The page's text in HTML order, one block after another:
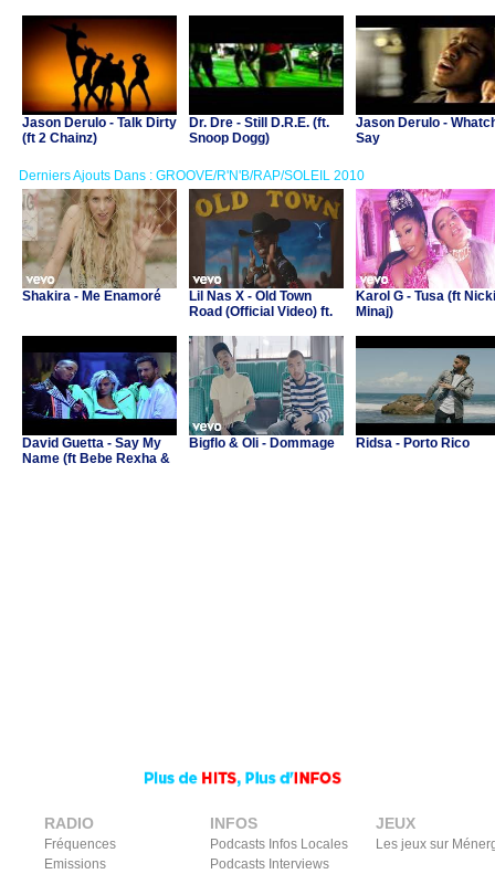
Jason Derulo - Talk Dirty
(ft 2 Chainz)
Dr. Dre - Still D.R.E. (ft.
Snoop Dogg)
Jason Derulo -
Say
Derniers Ajouts Dans : GROOVE/R'N'B/RAP/SOLEIL 2010
Shakira - Me Enamoré
Lil Nas X - Old Town
Road (Official Video) ft.
Karol G - Tusa (ft Nicki
Minaj)
David Guetta - Say My
Name (ft Bebe Rexha &
Bigflo & Oli - Dommage Ridsa - Porto Rico
RADIO
Fréquences
Emissions
INFOS
Podcasts Infos Locales
Podcasts Interviews
JEUX
Les jeux sur